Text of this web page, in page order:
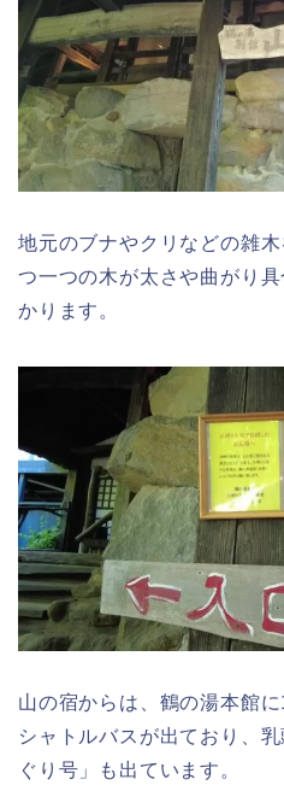
地元のブナやクリなどの雑
つ一つの木が太さや曲がり
かります。
山の宿からは、鶴の湯本館
シャトルバスが出ており、
ぐり号」も出ています。